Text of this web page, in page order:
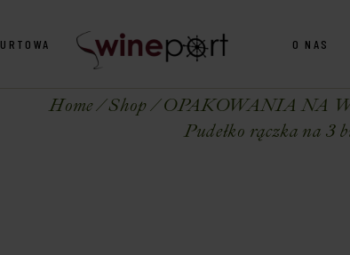
O NAS
Home Shop OPAKOWANIA NA
Pudełko rączka na 3